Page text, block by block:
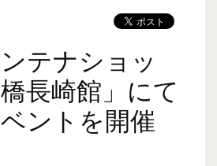
テナショッ
長崎館」にて
ントを開催